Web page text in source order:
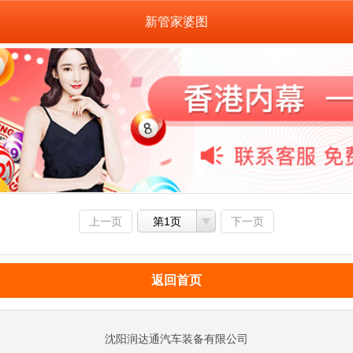
新管家婆图
上一页 第1页 下一页
返回首页
沈阳润达通汽车装备有限公司